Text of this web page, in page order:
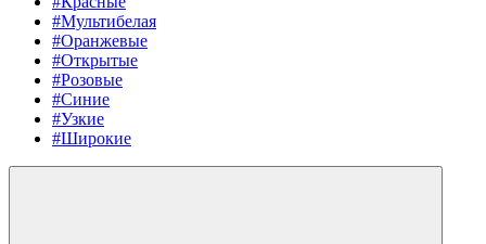
#Мультибелая
#Оранжевые
#Открытые
#Розовые
#Синие
#Узкие
#Широкие